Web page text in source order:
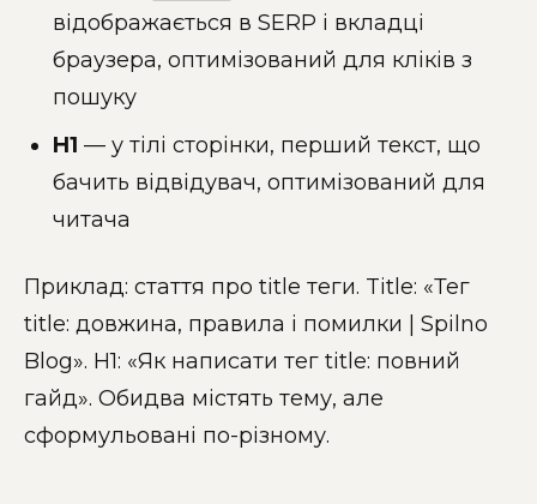
відображається в SERP і вкладці
браузера, оптимізований для кліків з
пошуку
H1 — у тілі сторінки, перший текст, що
бачить відвідувач, оптимізований для
читача
Приклад: стаття про title теги. Title: «Тег
title: довжина, правила і помилки | Spilno
Blog». H1: «Як написати тег title: повний
гайд». Обидва містять тему, але
сформульовані по-різному.